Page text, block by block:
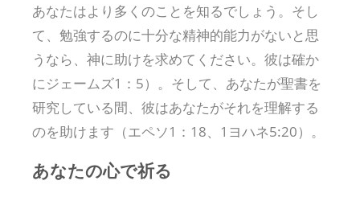
あなたはより多くのことを知るでしょう。そし
て、勉強するのに十分な精神的能力がないと思
うなら、神に助けを求めてください。彼は確か
にジェームズ1：5）。そして、あなたが聖書を
研究している間、彼はあなたがそれを理解する
のを助けます（エペソ1：18、1ヨハネ5:20）。
あなたの心で祈る